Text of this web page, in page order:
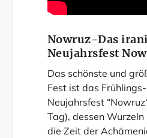
Nowruz-Das
Neujahrsfest
Das schönste und
Fest ist das
Neujahrsfest
Tag), dessen
die Zeit der